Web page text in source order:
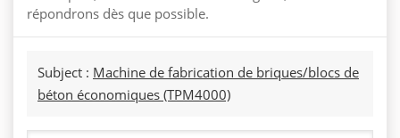
répondrons dès que possible.
Subject : Machine de fabrication de briques/blocs de
béton économiques (TPM4000)